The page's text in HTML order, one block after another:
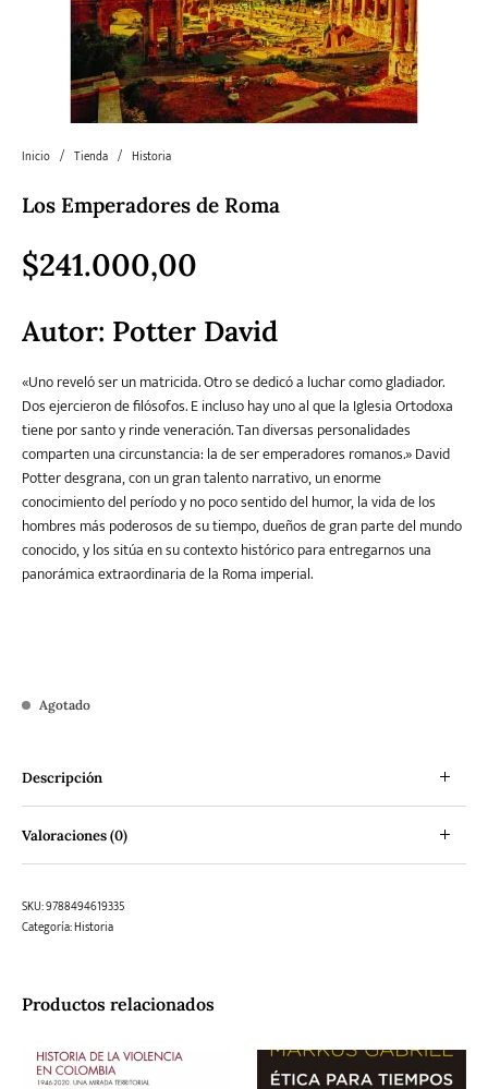
Literatura juvenil
Literatura
universal y Clásicos
Pedagogía Poesía
Política
Inicio / Tienda / Historia
Los Emperadores de Roma
$241.000,00
Autor: Potter David
«Uno reveló ser un matricida. Otro se dedicó a luchar como gladiador.
Dos ejercieron de filósofos. E incluso hay uno al que la Iglesia Ortodoxa
tiene por santo y rinde veneración. Tan diversas personalidades
comparten una circunstancia: la de ser emperadores romanos.» David
Potter desgrana, con un gran talento narrativo, un enorme
conocimiento del período y no poco sentido del humor, la vida de los
hombres más poderosos de su tiempo, dueños de gran parte del mundo
conocido, y los sitúa en su contexto histórico para entregarnos una
panorámica extraordinaria de la Roma imperial.
Agotado
Descripción
Valoraciones (0)
SKU:9788494619335
Categoría:Historia
Productos relacionados